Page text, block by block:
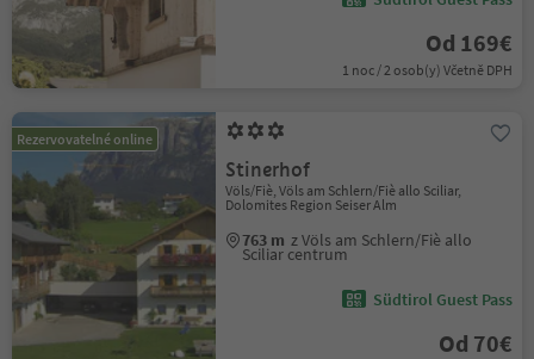
Od 169€
1 noc / 2 osob(y) Včetně DPH
Rezervovatelné online
Stinerhof
Völs/Fiè, Völs am Schlern/Fiè allo Sciliar,
Dolomites Region Seiser Alm
763 m z Völs am Schlern/Fiè allo
Sciliar centrum
Südtirol Guest Pass
Od 70€